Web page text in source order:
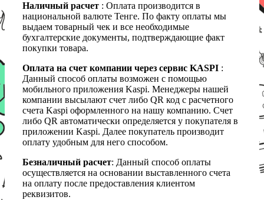
Наличный расчет : Оплата производится в
национальной валюте Тенге. По факту оплаты мы
выдаем товарный чек и все необходимые
бухгалтерские документы, подтверждающие факт
покупки товара.
Оплата на счет компании через сервис KASPI :
Данный способ оплаты возможен с помощью
мобильного приложения Kaspi. Менеджеры нашей
компании высылают счет либо QR код с расчетного
счета Kaspi оформленного на нашу компанию. Счет
либо QR автоматически определяется у покупателя в
приложении Kaspi. Далее покупатель производит
оплату удобным для него способом.
Безналичный расчет: Данный способ оплаты
осуществляется на основании выставленного счета
на оплату после предоставления клиентом
реквизитов.